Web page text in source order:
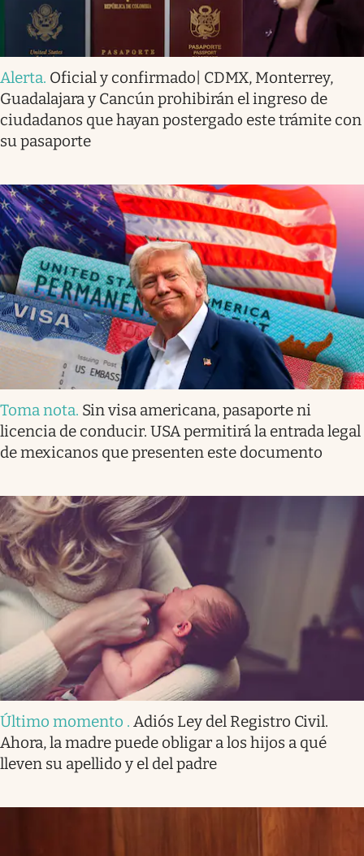
Alerta. Oficial y confirmado| CDMX, Monterrey,
Guadalajara y Cancún prohibirán el ingreso de
ciudadanos que hayan postergado este trámite con
su pasaporte
Toma nota. Sin visa americana, pasaporte ni
licencia de conducir. USA permitirá la entrada legal
de mexicanos que presenten este documento
Último momento . Adiós Ley del Registro Civil.
Ahora, la madre puede obligar a los hijos a qué
lleven su apellido y el del padre